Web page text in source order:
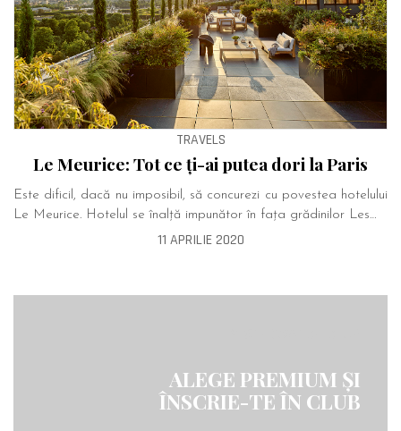
TRAVELS
Le Meurice: Tot ce ți-ai putea dori la Paris
Este dificil, dacă nu imposibil, să concurezi cu povestea hotelului
Le Meurice. Hotelul se înalță impunător în fața grădinilor Les…
11 APRILIE 2020
ALEGE PREMIUM ȘI
ÎNSCRIE-TE ÎN CLUB